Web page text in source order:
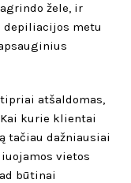
žele, ir
depiliacijos metu
atšaldomas,
kurie klientai
tačiau dažniausiai
vietos
būtinai